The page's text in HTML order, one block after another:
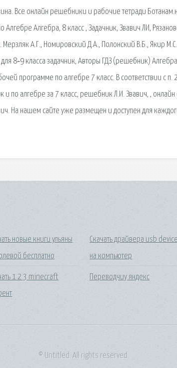
Все онлайн решебники и рабочие тетради
Алгебра, 8 класс , Задачник, Звавич ЛИ,
А.Г., Номировский Д.А., Полонский В.Б., Якир
8‐9 класса задачник, Авторы ГДЗ (решебник)
программе по алгебре 7 класс. В соответствии с п.
по алгебре за 7 класс, решебник Л.И. Звавич, , онлайн
На нашем сайте уже размещен и доступен для
новые книги ульяны
бесплатно
1 2 3 minecraft
Скачать драйвера usb device
на компьютер
Переводчиу яндекс
© Untitled. All rights reserved.